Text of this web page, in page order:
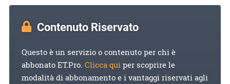
Contenuto Riservato
Questo è un servizio o contenuto per chi è
abbonato ET.Pro. Clicca quiper scoprire le
modalità di abbonamento e i vantaggi riservati agli